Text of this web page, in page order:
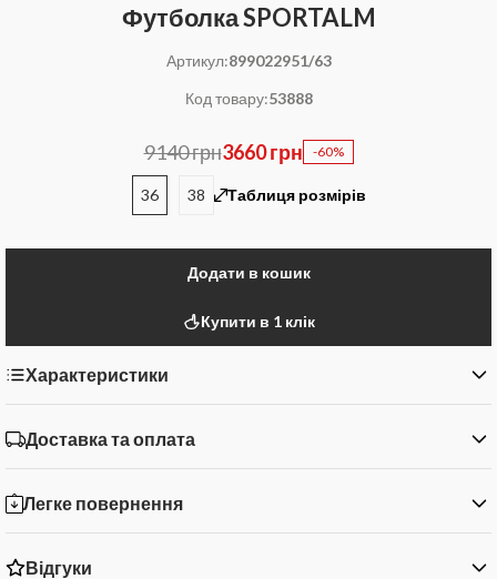
Футболка SPORTALM
Артикул:899022951/63
Код товару:53888
9140 грн3660 грн -60%
36 38 Таблиця розмірів
Додати в кошик
Купити в 1 клік
Характеристики
Доставка та оплата
Легке повернення
Відгуки